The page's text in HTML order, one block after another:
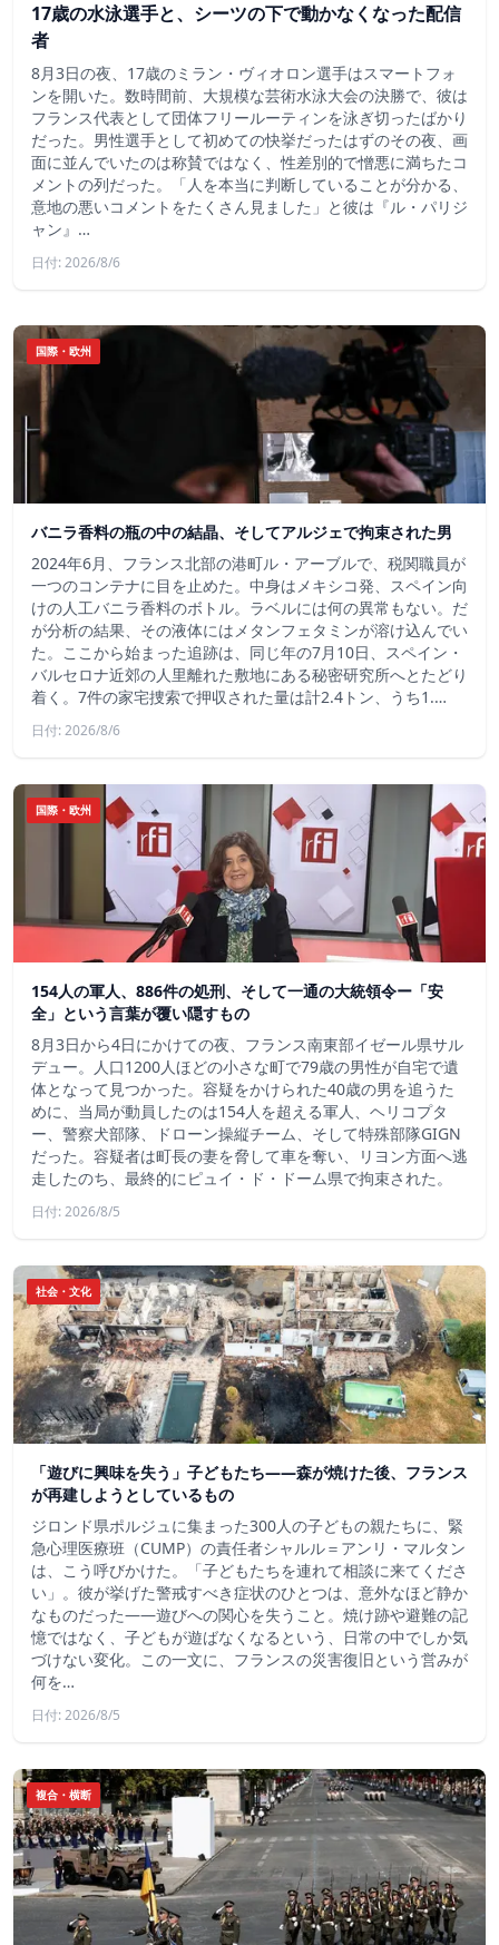
17歳の水泳選手と、シーツの下で動かなくなった配信
者
8月3日の夜、17歳のミラン・ヴィオロン選手はスマートフォ
ンを開いた。数時間前、大規模な芸術水泳大会の決勝で、彼は
フランス代表として団体フリールーティンを泳ぎ切ったばかり
だった。男性選手として初めての快挙だったはずのその夜、画
面に並んでいたのは称賛ではなく、性差別的で憎悪に満ちたコ
メントの列だった。「人を本当に判断していることが分かる、
意地の悪いコメントをたくさん見ました」と彼は『ル・パリジ
ャン』…
日付: 2026/8/6
国際・欧州
バニラ香料の瓶の中の結晶、そしてアルジェで拘束された男
2024年6月、フランス北部の港町ル・アーブルで、税関職員が
一つのコンテナに目を止めた。中身はメキシコ発、スペイン向
けの人工バニラ香料のボトル。ラベルには何の異常もない。だ
が分析の結果、その液体にはメタンフェタミンが溶け込んでい
た。ここから始まった追跡は、同じ年の7月10日、スペイン・
バルセロナ近郊の人里離れた敷地にある秘密研究所へとたどり
着く。7件の家宅捜索で押収された量は計2.4トン、うち1.…
日付: 2026/8/6
国際・欧州
154人の軍人、886件の処刑、そして一通の大統領令ー「安
全」という言葉が覆い隠すもの
8月3日から4日にかけての夜、フランス南東部イゼール県サル
デュー。人口1200人ほどの小さな町で79歳の男性が自宅で遺
体となって見つかった。容疑をかけられた40歳の男を追うた
めに、当局が動員したのは154人を超える軍人、ヘリコプタ
ー、警察犬部隊、ドローン操縦チーム、そして特殊部隊GIGN
だった。容疑者は町長の妻を脅して車を奪い、リヨン方面へ逃
走したのち、最終的にピュイ・ド・ドーム県で拘束された。
日付: 2026/8/5
社会・文化
「遊びに興味を失う」子どもたち——森が焼けた後、フランス
が再建しようとしているもの
ジロンド県ポルジュに集まった300人の子どもの親たちに、緊
急心理医療班（CUMP）の責任者シャルル＝アンリ・マルタン
は、こう呼びかけた。「子どもたちを連れて相談に来てくださ
い」。彼が挙げた警戒すべき症状のひとつは、意外なほど静か
なものだった――遊びへの関心を失うこと。焼け跡や避難の記
憶ではなく、子どもが遊ばなくなるという、日常の中でしか気
づけない変化。この一文に、フランスの災害復旧という営みが
何を…
日付: 2026/8/5
複合・横断